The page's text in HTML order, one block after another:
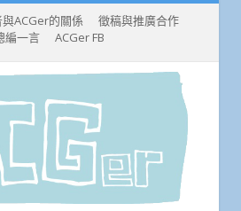
ACGer的關係
徵稿與推廣合作
編一言
ACGer FB